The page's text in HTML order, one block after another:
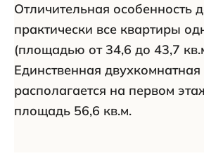
Отличительная особенность
практически все квартиры
(площадью от 34,6 до 43,7
Единственная
располагается на первом
площадь 56,6 кв.м.